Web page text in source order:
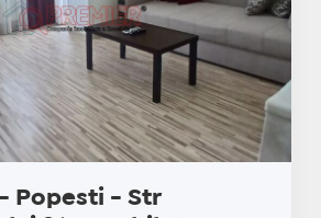
Popesti - Str